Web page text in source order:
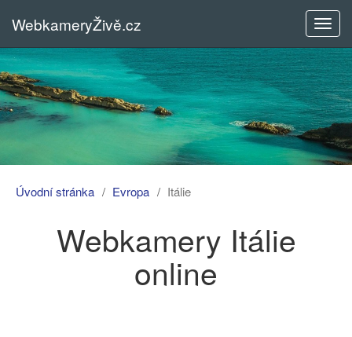
menu
WebkameryŽivě.cz
Úvodní stránka Evropa Itálie
Webkamery Itálie
online